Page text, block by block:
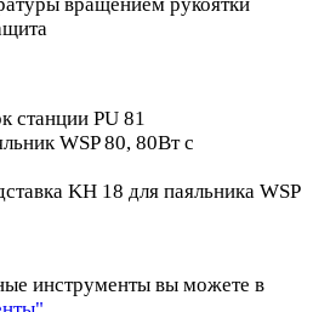
станции PU 81
WSP 80, 80Вт с
KH 18 для паяльника WSP
инструменты вы можете в